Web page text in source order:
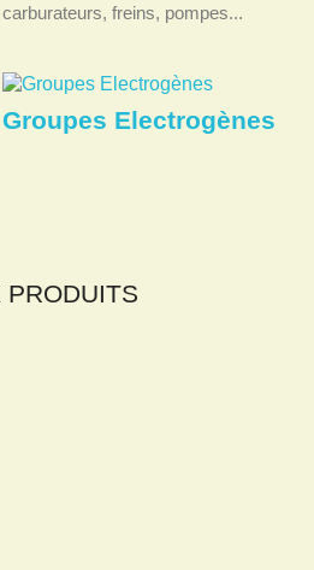
carburateurs, freins, pompes...
Groupes Electrogènes
PRODUITS